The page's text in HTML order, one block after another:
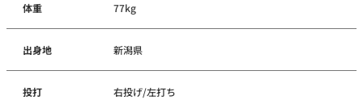
体重 77kg
出身地 新潟県
投打 右投げ/左打ち